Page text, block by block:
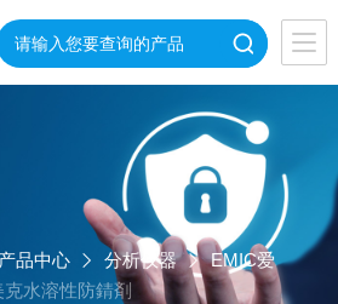
产品中心 分析仪器
EMIC爱
水溶性防錆剤